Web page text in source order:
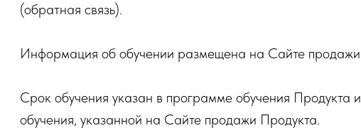
(обратная связь).
Информация об обучении размещена на Сайте
Срок обучения указан в программе обучения Продукта
обучения, указанной на Сайте продажи Продукта.